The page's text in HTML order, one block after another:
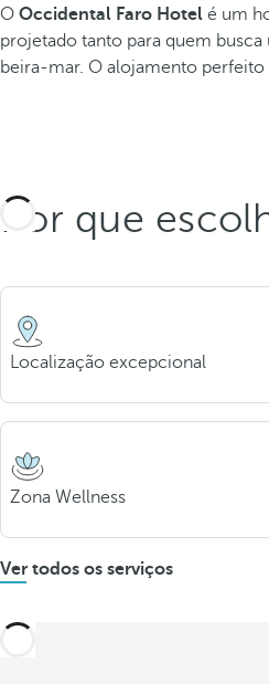
O Occidental Faro Hotel é um
projetado tanto para quem
beira-mar. O alojamento perfeito
Por que
Localização excepcional
Zona Wellness
Ver todos os serviços